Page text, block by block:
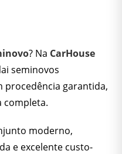
? Na CarHouse
seminovos
procedência garantida,
completa.
moderno,
e excelente custo-